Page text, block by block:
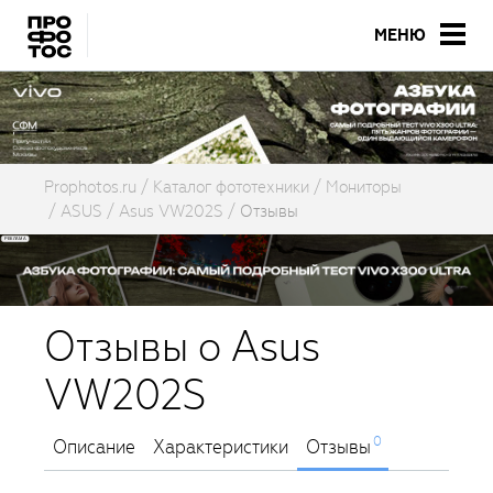
МЕНЮ
Prophotos.ru Каталог фототехники
Мониторы
ASUS
Asus VW202S Отзывы
Отзывы о Asus
VW202S
Описание Характеристики Отзывы0